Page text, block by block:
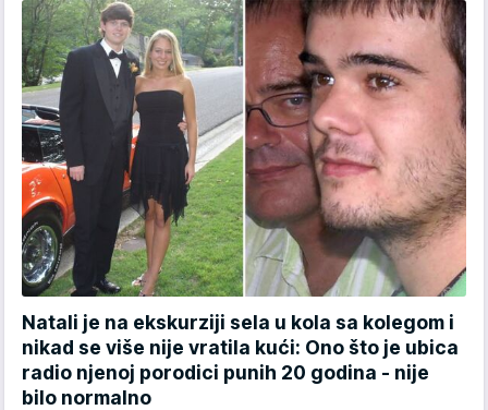
Natali je na ekskurziji sela u kola sa kolegom i
nikad se više nije vratila kući: Ono što je ubica
radio njenoj porodici punih 20 godina - nije
bilo normalno